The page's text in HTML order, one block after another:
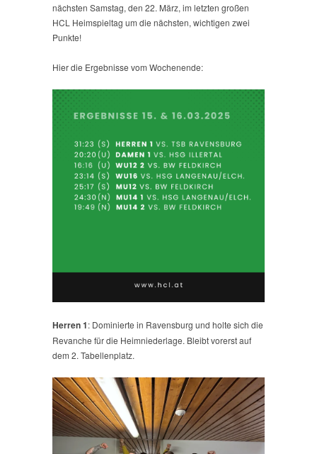
nächsten Samstag, den 22. März, im letzten großen
HCL Heimspieltag um die nächsten, wichtigen zwei
Punkte!
Hier die Ergebnisse vom Wochenende:
Herren 1: Dominierte in Ravensburg und holte sich die
Revanche für die Heimniederlage. Bleibt vorerst auf
dem 2. Tabellenplatz.